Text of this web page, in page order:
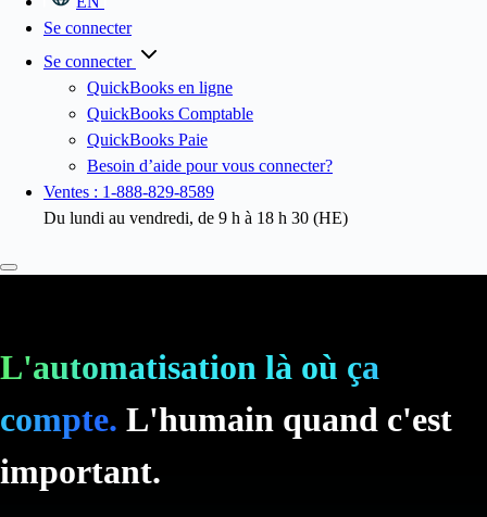
Se connecter
Se connecter
QuickBooks en ligne
QuickBooks Comptable
QuickBooks Paie
Besoin d’aide pour vous connecter?
Ventes : 1-888-829-8589
Du lundi au vendredi, de 9 h à 18 h 30 (HE)
L'automatisation là où ça
compte. L'humain quand c'est
important.